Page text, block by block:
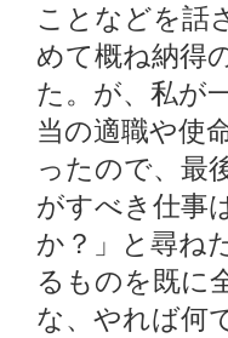
ことなどを話
めて概ね納得
た。が、私が
当の適職や使
ったので、最
がすべき仕事
か？」と尋ね
るものを既に
な、やれば何